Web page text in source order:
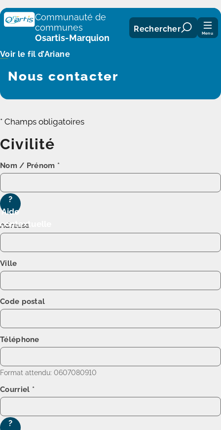
Panneau de gestion des cookies
Communauté de
communes
Osartis-Marquion
Rechercher Menu
Voir le fil d’Ariane
Nous contacter
* Champs obligatoires
Civilité
Nom / Prénom *
?
Aide
contextuelle
Adresse
Ville
Code postal
Téléphone
Format attendu: 0607080910
Courriel *
?